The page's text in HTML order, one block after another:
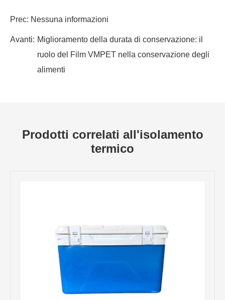
Prec: Nessuna informazioni
Avanti: Miglioramento della durata di conservazione: il
ruolo del Film VMPET nella conservazione degli
alimenti
Prodotti correlati all'isolamento
termico